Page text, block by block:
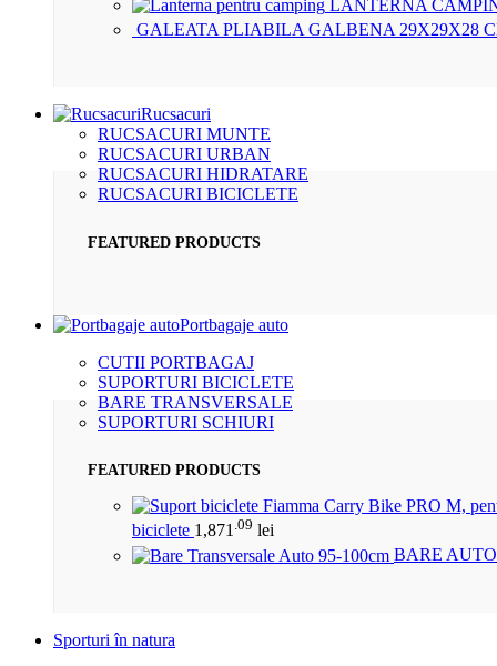
LANTERNA
GALEATA PLIABILA GALBENA 29X29X28
Rucsacuri
RUCSACURI MUNTE
RUCSACURI URBAN
RUCSACURI HIDRATARE
RUCSACURI BICICLETE
FEATURED PRODUCTS
Portbagaje auto
CUTII PORTBAGAJ
SUPORTURI BICICLETE
BARE TRANSVERSALE
SUPORTURI SCHIURI
FEATURED PRODUCTS
biciclete 1,871 .09 lei
BARE
Sporturi în natura